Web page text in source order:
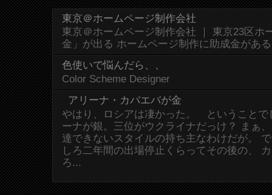
東京＠ホームページ制作会社
東京＠ホームページ制作会社 ｜ 東京23区ホ
金」が出る ホームページ制作に助成金があ
色使いで悩んだら、、
Color Scheme Designer
アリーナ・カバエバが金
やはり、ロシアは凄かった。 ということで
ーナが銀。三位がウクライナだっけ？ まぁ
達できないスタイルの持ち主なわけだが。
しろ二年間の出場停止くらってその後の、
ろ...